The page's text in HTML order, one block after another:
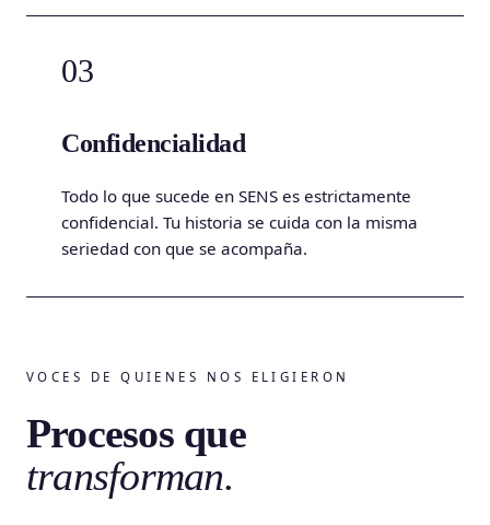
03
Confidencialidad
Todo lo que sucede en SENS es estrictamente
confidencial. Tu historia se cuida con la misma
seriedad con que se acompaña.
VOCES DE QUIENES NOS ELIGIERON
Procesos que
transforman.